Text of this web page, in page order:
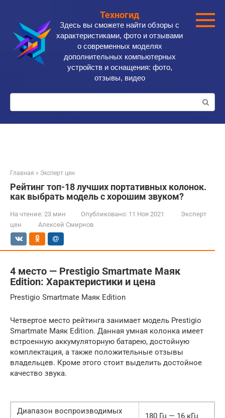
контенту
Техногид
Здесь вы сможете найти обзоры с
характеристиками, фото и отзывами
о современных моделях
дополнительных компьютерных
устройств и оснащения: фото,
отзывы, видео
Поиск:
Главная » Эксперт цен
Рейтинг топ-18 лучших портативных колонок.
как выбрать модель с хорошим звуком?
На чтение: 23 мин Опубликовано: 11 Ноя 2021
Эксперт
цен
Алексей Смирнов
4 место — Prestigio Smartmate Маяк
Edition: Характеристики и цена
Prestigio Smartmate Маяк Edition
Четвертое место рейтинга занимает модель Prestigio
Smartmate Маяк Edition. Данная умная колонка имеет
встроенную аккумуляторную батарею, достойную
комплектация, а также положительные отзывы
владельцев. Кроме этого стоит выделить достойное
качество звука.
Диапазон воспроизводимых
180 Гц — 16 кГц